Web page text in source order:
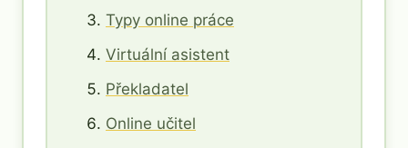
Typy online práce
Virtuální asistent
Překladatel
Online učitel